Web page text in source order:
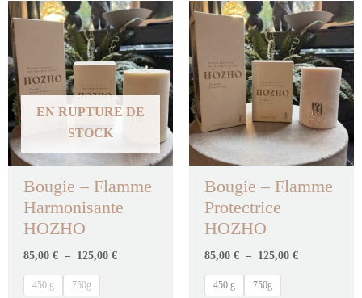
EN RUPTURE DE
STOCK
Bougie – Flamme
Harmonisante
HOZHO
85,00€ – 125,00€
Plage
de
prix :
85,00 €
à
125,00 €
450 g 750g
Bougie – Flamme
Protectrice
HOZHO
85,00€ – 125,00€
Plage
de
prix :
85,00 €
à
125,00 €
450 g 750g